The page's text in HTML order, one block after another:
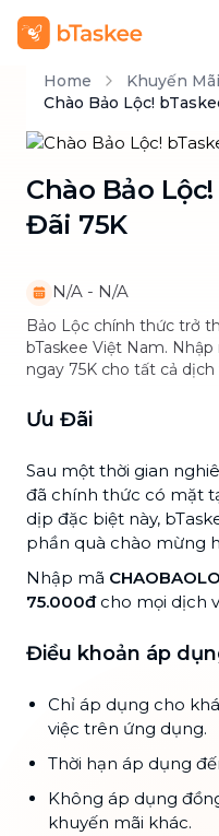
Home
Khuyến Mãi
Chào Bảo Lộc!
Chào Bảo
Đãi 75K
N/A - N/A
Bảo Lộc chính thức trở
bTaskee Việt Nam. Nhập
ngay 75K cho tất cả dịch
Ưu Đãi
Sau một thời gian
đã chính thức có mặt
dịp đặc biệt này,
phần quà chào mừng
Nhập mã
75.000đcho mọi dịch
Điều khoản áp
Chỉ áp dụng cho
việc trên ứng dụng.
Thời hạn áp dụng
Không áp dụng
khuyến mãi khác.